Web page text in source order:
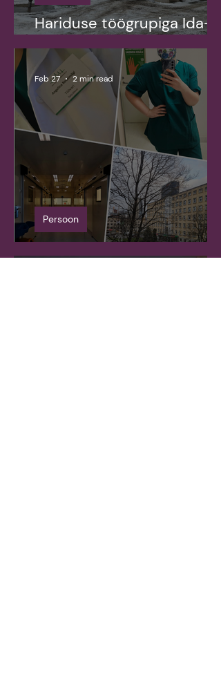
Hariduse töögrupiga Ida-
Viru Keskhaiglas
Varjupäevikud. Osa III
Persoon
Feb 27 2 min read